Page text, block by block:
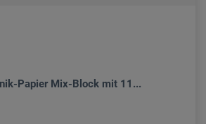
Papier Mix-Block mit 11...